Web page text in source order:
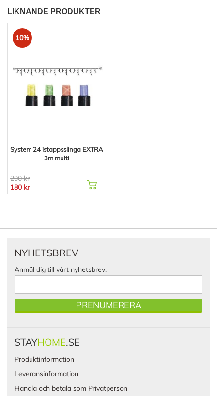
LIKNANDE PRODUKTER
10%
System 24 istappsslinga EXTRA
3m multi
200 kr
180 kr
NYHETSBREV
Anmäl dig till vårt nyhetsbrev:
PRENUMERERA
STAYHOME.SE
Produktinformation
Leveransinformation
Handla och betala som Privatperson